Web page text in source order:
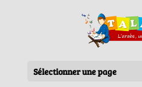
Sélectionner une page